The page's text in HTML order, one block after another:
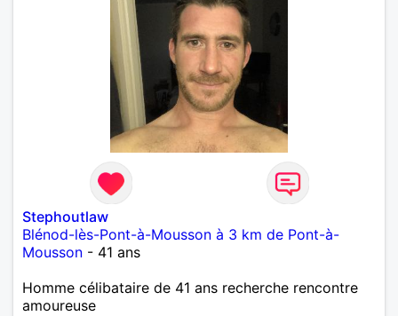
Stephoutlaw
Blénod-lès-Pont-à-Mousson à 3 km de Pont-à-
Mousson - 41 ans
Homme célibataire de 41 ans recherche rencontre
amoureuse